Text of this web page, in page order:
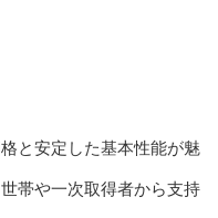
と安定した基本性能が魅
帯や一次取得者から支持